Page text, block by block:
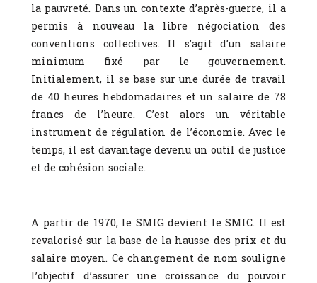
la pauvreté. Dans un contexte d’après-guerre, il a
permis à nouveau la libre négociation des
conventions collectives. Il s’agit d’un salaire
minimum fixé par le gouvernement.
Initialement, il se base sur une durée de travail
de 40 heures hebdomadaires et un salaire de 78
francs de l’heure. C’est alors un véritable
instrument de régulation de l’économie. Avec le
temps, il est davantage devenu un outil de justice
et de cohésion sociale.
A partir de 1970, le SMIG devient le SMIC. Il est
revalorisé sur la base de la hausse des prix et du
salaire moyen. Ce changement de nom souligne
l’objectif d’assurer une croissance du pouvoir